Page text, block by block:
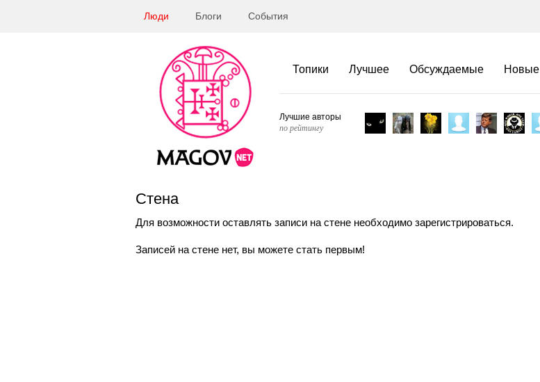
Люди Блоги События
Топики Лучшее Обсуждаемые Новые
Лучшие авторы
по рейтингу
Стена
Для возможности оставлять записи на стене необходимо зарегистрироваться.
Записей на стене нет, вы можете стать первым!